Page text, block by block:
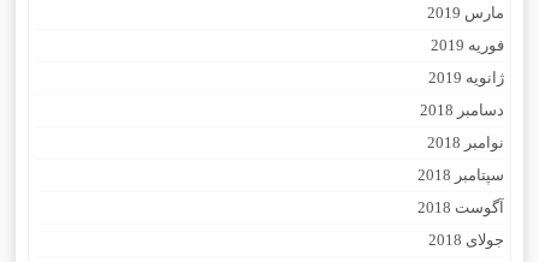
مارس 2019
فوریه 2019
ژانویه 2019
دسامبر 2018
نوامبر 2018
سپتامبر 2018
آگوست 2018
جولای 2018